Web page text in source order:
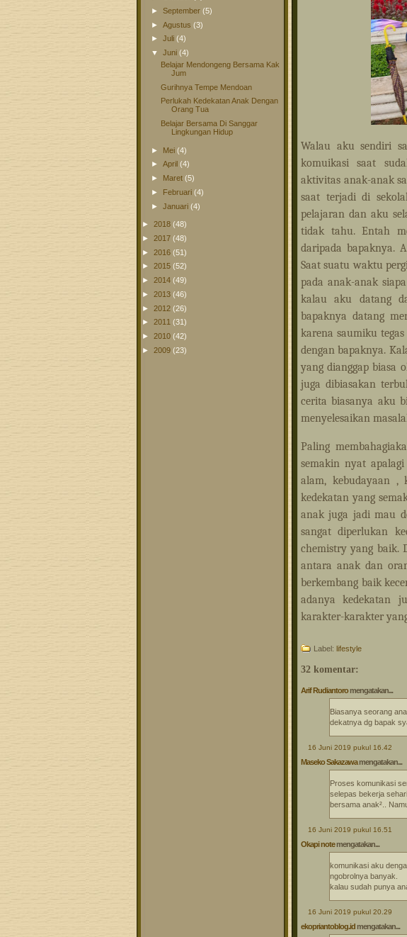
►September(5)
►Agustus(3)
►Juli(4)
▼Juni(4)
Belajar Mendongeng Bersama Kak
Jum
Gurihnya Tempe Mendoan
Perlukah Kedekatan Anak Dengan
Orang Tua
Belajar Bersama Di Sanggar
Lingkungan Hidup
► Mei(4)
►April(4)
► Maret(5)
► Februari(4)
►Januari(4)
► 2018 (48)
► 2017 (48)
► 2016 (51)
► 2015 (52)
► 2014 (49)
► 2013 (46)
► 2012 (26)
► 2011 (31)
► 2010 (42)
► 2009 (23)
Walau aku sendiri
komuikasi saat
aktivitas anak-anak
saat terjadi di
pelajaran dan aku
tidak tahu. Entah
daripada bapaknya.
Saat suatu waktu
pada anak-anak
kalau aku datang
bapaknya datang
karena saumiku
dengan bapaknya.
yang dianggap biasa
juga dibiasakan
cerita biasanya aku
menyelesaikan
Paling
semakin nyat
alam, kebudayaan
kedekatan yang
anak juga jadi mau
sangat diperlukan
chemistry yang baik.
antara anak dan
berkembang baik
adanya kedekatan
karakter-karakter
Label: lifestyle
32 komentar:
Arif Rudiantoromengatakan...
Biasanya seorang
dekatnya dg bapak
16 Juni 2019 pukul 16.42
Maseko Sakazawamengatakan...
Proses komunikasi
selepas bekerja
bersama anak²..
16 Juni 2019 pukul 16.51
Okapi notemengatakan...
komunikasi aku
ngobrolnya banyak.
kalau sudah punya
16 Juni 2019 pukul 20.29
ekopriantoblog.idmengatakan...